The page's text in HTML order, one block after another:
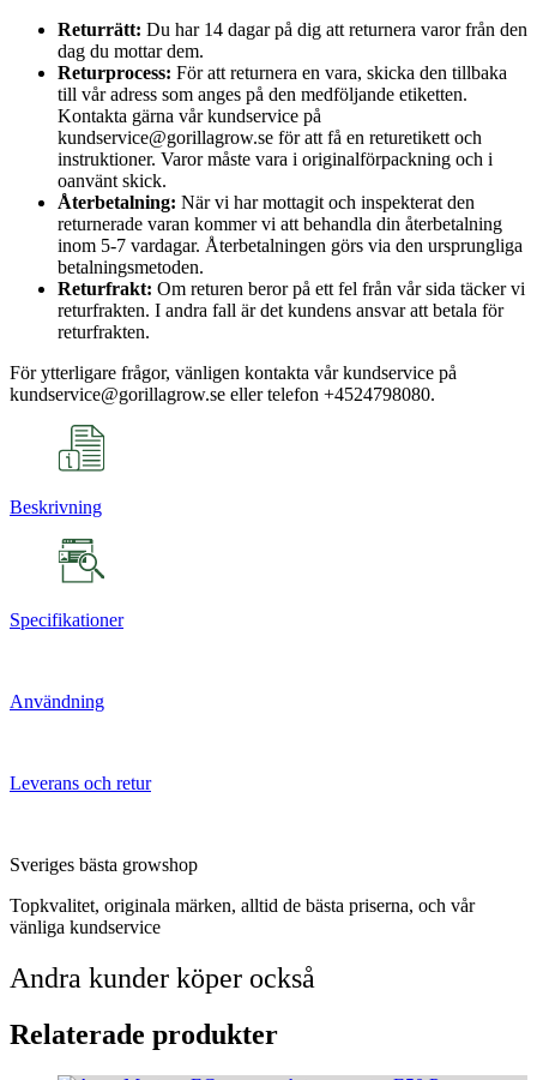
Returrätt: Du har 14 dagar på dig att returnera varor från den
dag du mottar dem.
Returprocess: För att returnera en vara, skicka den tillbaka
till vår adress som anges på den medföljande etiketten.
Kontakta gärna vår kundservice på
kundservice@gorillagrow.se för att få en returetikett och
instruktioner. Varor måste vara i originalförpackning och i
oanvänt skick.
Återbetalning: När vi har mottagit och inspekterat den
returnerade varan kommer vi att behandla din återbetalning
inom 5-7 vardagar. Återbetalningen görs via den ursprungliga
betalningsmetoden.
Returfrakt: Om returen beror på ett fel från vår sida täcker vi
returfrakten. I andra fall är det kundens ansvar att betala för
returfrakten.
För ytterligare frågor, vänligen kontakta vår kundservice på
kundservice@gorillagrow.se eller telefon +4524798080.
Beskrivning
Specifikationer
Användning
Leverans och retur
Sveriges bästa growshop
Topkvalitet, originala märken, alltid de bästa priserna, och vår
vänliga kundservice
Andra kunder köper också
Relaterade produkter